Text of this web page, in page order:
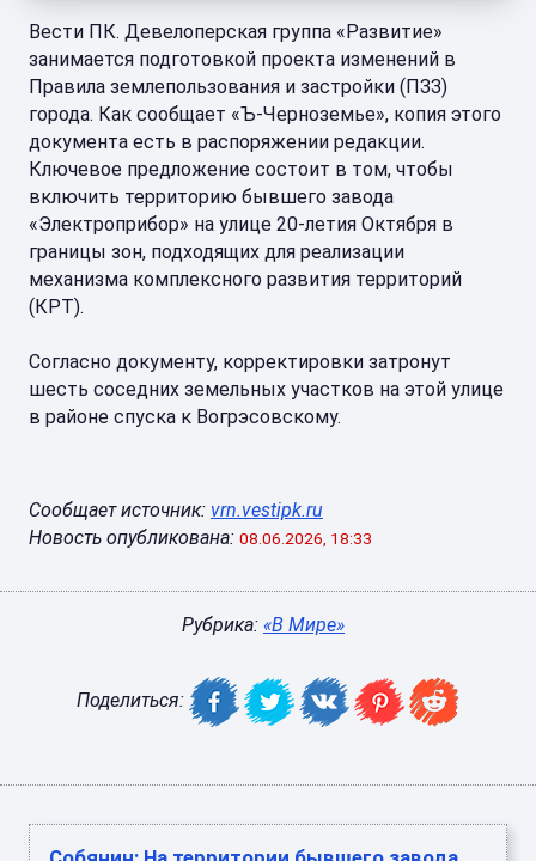
Вести ПК. Девелоперская группа «Развитие»
занимается подготовкой проекта изменений в
Правила землепользования и застройки (ПЗЗ)
города. Как сообщает «Ъ-Черноземье», копия этого
документа есть в распоряжении редакции.
Ключевое предложение состоит в том, чтобы
включить территорию бывшего завода
«Электроприбор» на улице 20-летия Октября в
границы зон, подходящих для реализации
механизма комплексного развития территорий
(КРТ).
Согласно документу, корректировки затронут
шесть соседних земельных участков на этой улице
в районе спуска к Вогрэсовскому.
Сообщает источник: vrn.vestipk.ru
Новость опубликована: 08.06.2026, 18:33
Рубрика: «В Мире»
Поделиться: